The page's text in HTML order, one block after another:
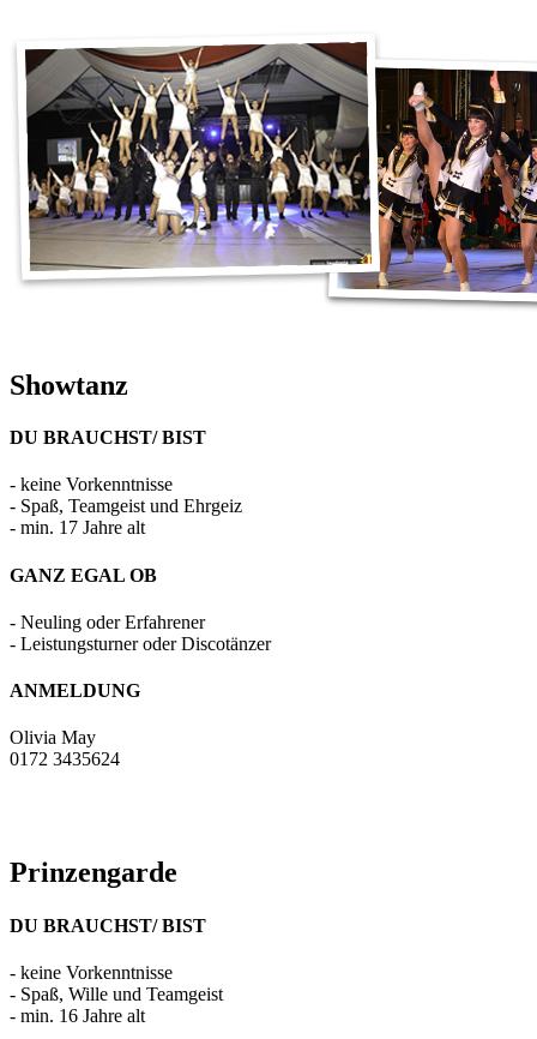
Showtanz
DU BRAUCHST/ BIST
- keine Vorkenntnisse
- Spaß, Teamgeist und Ehrgeiz
- min. 17 Jahre alt
GANZ EGAL OB
- Neuling oder Erfahrener
- Leistungsturner oder Discotänzer
ANMELDUNG
Olivia May
0172 3435624
Prinzengarde
DU BRAUCHST/ BIST
- keine Vorkenntnisse
- Spaß, Wille und Teamgeist
- min. 16 Jahre alt